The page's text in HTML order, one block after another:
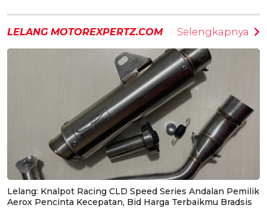
LELANG MOTOREXPERTZ.COM Selengkapnya
Lelang: Knalpot Racing CLD Speed Series Andalan Pemilik
Aerox Pencinta Kecepatan, Bid Harga Terbaikmu Bradsis